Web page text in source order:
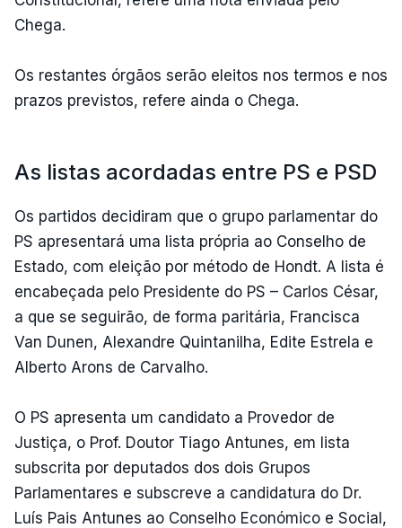
Chega.
Os restantes órgãos serão eleitos nos termos e nos
prazos previstos, refere ainda o Chega.
As listas acordadas entre PS e PSD
Os partidos decidiram que o grupo parlamentar do
PS apresentará uma lista própria ao Conselho de
Estado, com eleição por método de Hondt. A lista é
encabeçada pelo Presidente do PS – Carlos César,
a que se seguirão, de forma paritária, Francisca
Van Dunen, Alexandre Quintanilha, Edite Estrela e
Alberto Arons de Carvalho.
O PS apresenta um candidato a Provedor de
Justiça, o Prof. Doutor Tiago Antunes, em lista
subscrita por deputados dos dois Grupos
Parlamentares e subscreve a candidatura do Dr.
Luís Pais Antunes ao Conselho Económico e Social,